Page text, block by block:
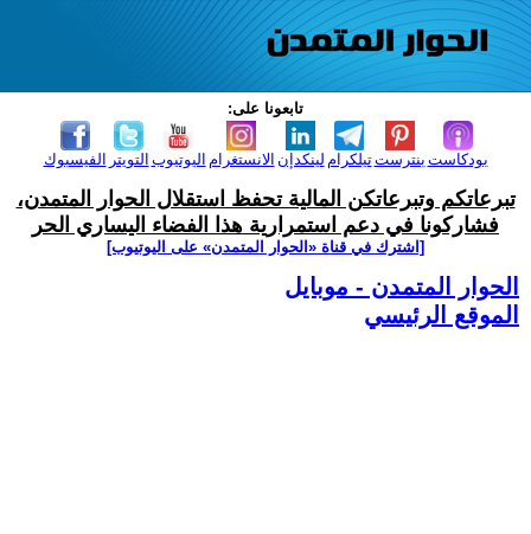
تابعونا على:
الفيسبوك التويتر اليوتيوب الانستغرام لينكدإن تيلكرامبنترست بودكاست
تبرعاتكم وتبرعاتكن المالية تحفظ استقلال الحوار المتمدن،
فشاركونا في دعم استمرارية هذا الفضاء اليساري الحر
[اشترك في قناة ‫«الحوار المتمدن» على اليوتيوب]
الحوار المتمدن - موبايل
الموقع الرئيسي